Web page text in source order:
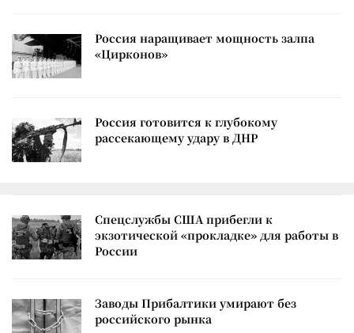
Россия наращивает мощность залпа
«Цирконов»
Россия готовится к глубокому
рассекающему удару в ДНР
Спецслужбы США прибегли к
экзотической «прокладке» для работы в
России
Заводы Прибалтики умирают без
российского рынка